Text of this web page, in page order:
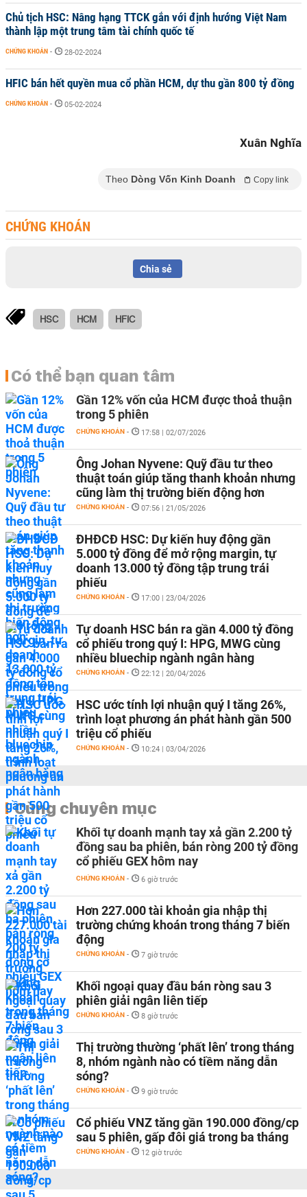
Chủ tịch HSC: Nâng hạng TTCK gắn với định hướng Việt Nam
thành lập một trung tâm tài chính quốc tế
CHỨNG KHOÁN - 28-02-2024
HFIC bán hết quyền mua cổ phần HCM, dự thu gần 800 tỷ đồng
CHỨNG KHOÁN - 05-02-2024
Xuân Nghĩa
Theo Dòng Vốn Kinh Doanh Copy link
CHỨNG KHOÁN
Chia sẻ
HSC HCM HFIC
Có thể bạn quan tâm
Gần 12% vốn của HCM được thoả thuận
trong 5 phiên
CHỨNG KHOÁN - 17:58 | 02/07/2026
Ông Johan Nyvene: Quỹ đầu tư theo
thuật toán giúp tăng thanh khoản nhưng
cũng làm thị trường biến động hơn
CHỨNG KHOÁN - 07:56 | 21/05/2026
ĐHĐCĐ HSC: Dự kiến huy động gần
5.000 tỷ đồng để mở rộng margin, tự
doanh 13.000 tỷ đồng tập trung trái
phiếu
CHỨNG KHOÁN - 17:00 | 23/04/2026
Tự doanh HSC bán ra gần 4.000 tỷ đồng
cổ phiếu trong quý I: HPG, MWG cùng
nhiều bluechip ngành ngân hàng
CHỨNG KHOÁN - 22:12 | 20/04/2026
HSC ước tính lợi nhuận quý I tăng 26%,
trình loạt phương án phát hành gần 500
triệu cổ phiếu
CHỨNG KHOÁN - 10:24 | 03/04/2026
Cùng chuyên mục
Khối tự doanh mạnh tay xả gần 2.200 tỷ
đồng sau ba phiên, bán ròng 200 tỷ đồng
cổ phiếu GEX hôm nay
CHỨNG KHOÁN - 6 giờ trước
Hơn 227.000 tài khoản gia nhập thị
trường chứng khoán trong tháng 7 biến
động
CHỨNG KHOÁN - 7 giờ trước
Khối ngoại quay đầu bán ròng sau 3
phiên giải ngân liên tiếp
CHỨNG KHOÁN - 8 giờ trước
Thị trường thường ‘phất lên’ trong tháng
8, nhóm ngành nào có tiềm năng dẫn
sóng?
CHỨNG KHOÁN - 9 giờ trước
Cổ phiếu VNZ tăng gần 190.000 đồng/cp
sau 5 phiên, gấp đôi giá trong ba tháng
CHỨNG KHOÁN - 12 giờ trước